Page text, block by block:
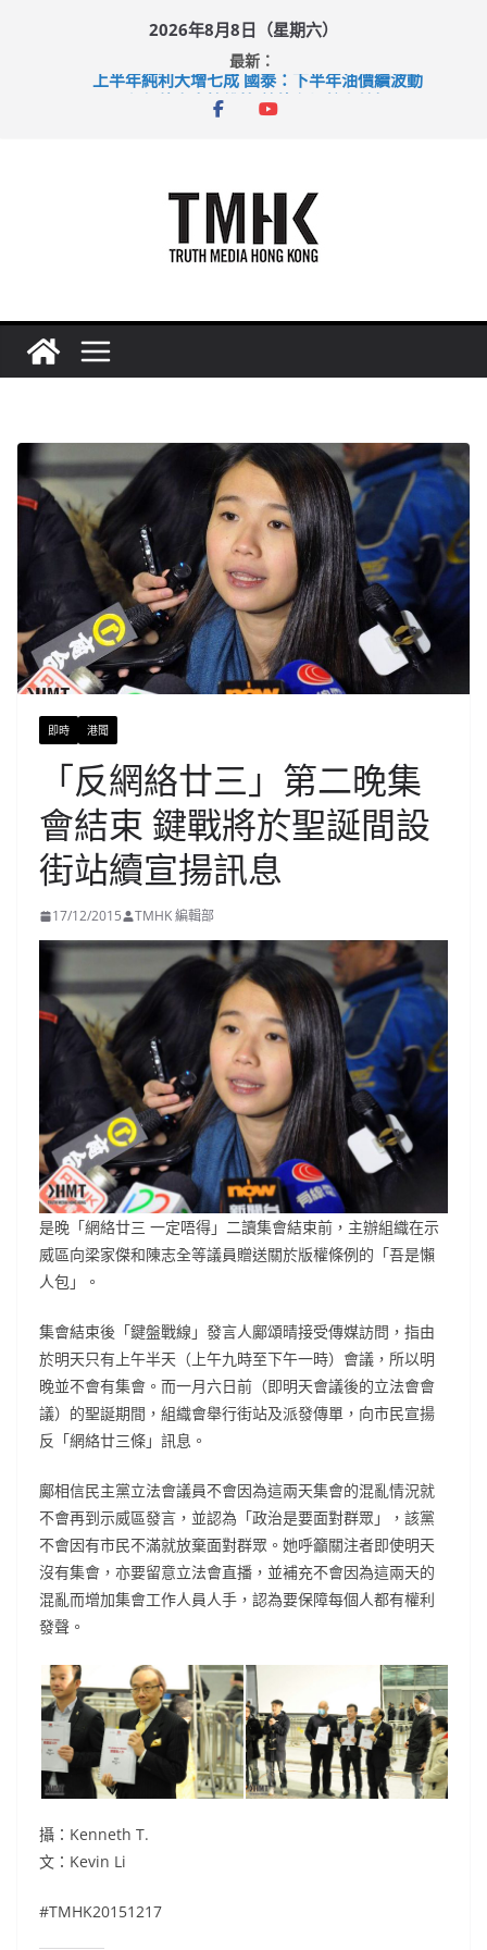
2026年8月8日（星期六）
最新：
上半年純利大增七成 國泰：下半年油價續波動
拜仁熱身賽挫維拉 啟德主場館奪錦標
即時 港聞
「反網絡廿三」第二晚集
會結束 鍵戰將於聖誕間設
街站續宣揚訊息
17/12/2015 TMHK 編輯部
是晚「網絡廿三 一定唔得」二讀集會結束前，主辦組織在示
威區向梁家傑和陳志全等議員贈送關於版權條例的「吾是懶
人包」。
集會結束後「鍵盤戰線」發言人鄺頌晴接受傳媒訪問，指由
於明天只有上午半天（上午九時至下午一時）會議，所以明
晚並不會有集會。而一月六日前（即明天會議後的立法會會
議）的聖誕期間，組織會舉行街站及派發傳單，向市民宣揚
反「網絡廿三條」訊息。
鄺相信民主黨立法會議員不會因為這兩天集會的混亂情況就
不會再到示威區發言，並認為「政治是要面對群眾」，該黨
不會因有市民不滿就放棄面對群眾。她呼籲關注者即使明天
沒有集會，亦要留意立法會直播，並補充不會因為這兩天的
混亂而增加集會工作人員人手，認為要保障每個人都有權利
發聲。
攝：Kenneth T.
文：Kevin Li
#TMHK20151217